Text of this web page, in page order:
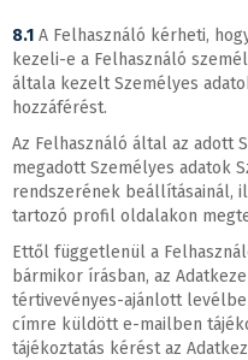
8.1 A Felhasználó kérheti,
kezeli-e a Felhasználó
általa kezelt Személyes
hozzáférést.
Az Felhasználó által az adott
megadott Személyes adatok
rendszerének beállításainál,
tartozó profil oldalakon
Ettől függetlenül a
bármikor írásban, az
tértivevényes-ajánlott
címre küldött e-mailben
tájékoztatás kérést az